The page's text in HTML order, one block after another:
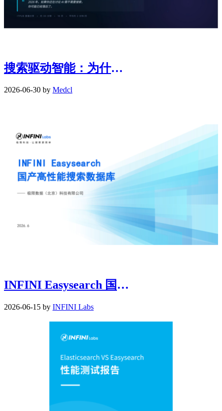
搜索驱动智能：为什么每个AI系统最终都需要搜索引擎?
2026-06-30 by Medcl
INFINI Easysearch 国产高性能搜索数据库
2026-06-15 by INFINI Labs